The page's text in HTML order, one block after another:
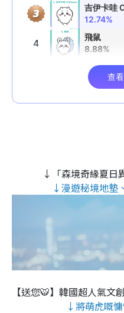
↓「森境奇緣夏日
↓漫遊秘境地墊
【送您🐯】韓國超人氣文
↓將萌虎嘅